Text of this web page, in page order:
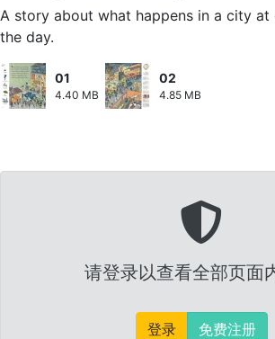
A story about what happens in a city
the day.
01
4.40 MB
02
4.85 MB
请登录以查看全部页面
登录 免费注册